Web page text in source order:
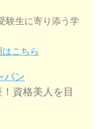
験生に寄り添う学
こちら
パン
！資格美人を目